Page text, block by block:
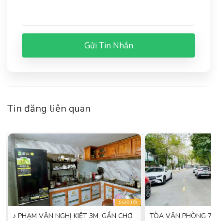
Gửi Tin Nhắn
Tin đăng liên quan
5 GIỜ TỚI
♪ PHẠM VĂN NGHỊ KIỆT 3M, GẦN CHỢ
TÒA VĂN PHÒNG 7